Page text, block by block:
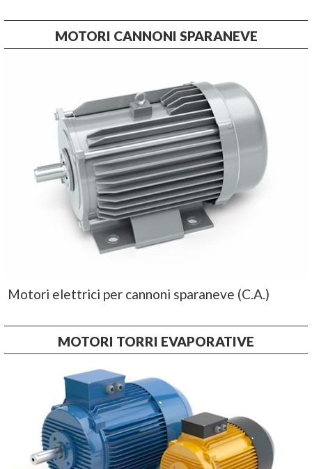
MOTORI CANNONI SPARANEVE
Motori elettrici per cannoni sparaneve (C.A.)
MOTORI TORRI EVAPORATIVE